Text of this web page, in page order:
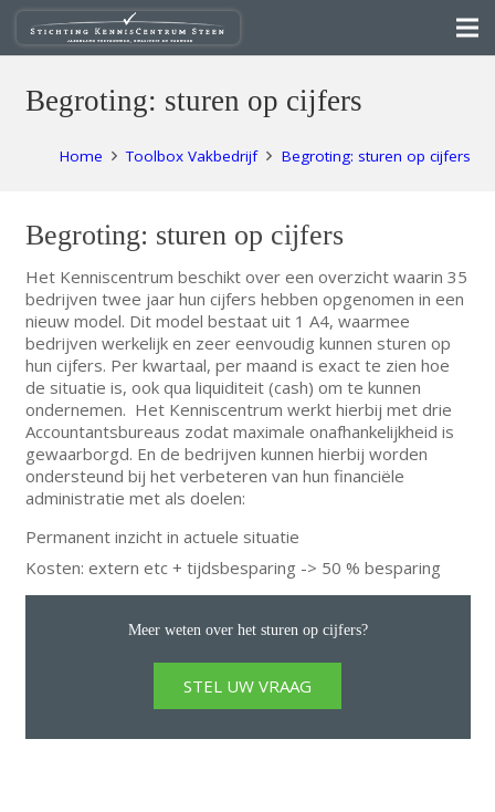
Begroting: sturen op cijfers
Home Toolbox Vakbedrijf Begroting: sturen op cijfers
Begroting: sturen op cijfers
Het Kenniscentrum beschikt over een overzicht waarin 35
bedrijven twee jaar hun cijfers hebben opgenomen in een
nieuw model. Dit model bestaat uit 1 A4, waarmee
bedrijven werkelijk en zeer eenvoudig kunnen sturen op
hun cijfers. Per kwartaal, per maand is exact te zien hoe
de situatie is, ook qua liquiditeit (cash) om te kunnen
ondernemen. Het Kenniscentrum werkt hierbij met drie
Accountantsbureaus zodat maximale onafhankelijkheid is
gewaarborgd. En de bedrijven kunnen hierbij worden
ondersteund bij het verbeteren van hun financiële
administratie met als doelen:
Permanent inzicht in actuele situatie
Kosten: extern etc + tijdsbesparing -> 50 % besparing
Meer weten over het sturen op cijfers?
STEL UW VRAAG